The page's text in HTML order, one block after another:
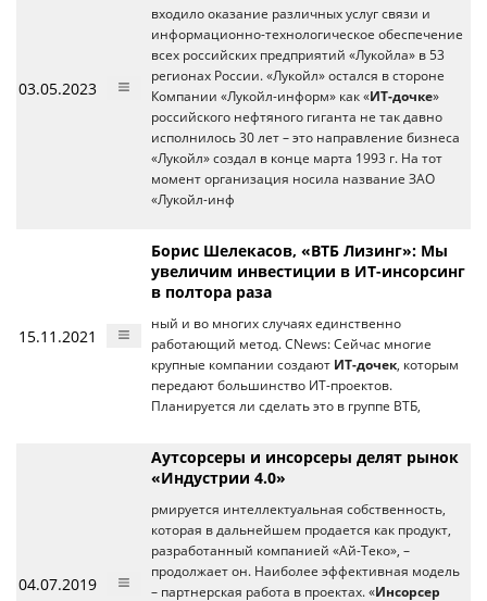
03.05.2023
входило оказание различных услуг связи и
информационно-технологическое обеспечение
всех российских предприятий «Лукойла» в 53
регионах России. «Лукойл» остался в стороне
Компании «Лукойл-информ» как «ИТ-дочке»
российского нефтяного гиганта не так давно
исполнилось 30 лет – это направление бизнеса
«Лукойл» создал в конце марта 1993 г. На тот
момент организация носила название ЗАО
«Лукойл-инф
15.11.2021
Борис Шелекасов, «ВТБ Лизинг»: Мы
увеличим инвестиции в ИТ-инсорсинг
в полтора раза
ный и во многих случаях единственно
работающий метод. CNews: Сейчас многие
крупные компании создают ИТ-дочек, которым
передают большинство ИТ-проектов.
Планируется ли сделать это в группе ВТБ,
04.07.2019
Аутсорсеры и инсорсеры делят рынок
«Индустрии 4.0»
рмируется интеллектуальная собственность,
которая в дальнейшем продается как продукт,
разработанный компанией «Ай-Теко», –
продолжает он. Наиболее эффективная модель
– партнерская работа в проектах. «Инсорсер